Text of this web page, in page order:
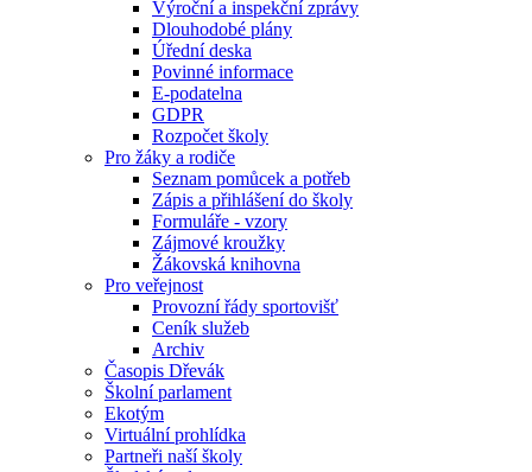
Výroční a inspekční zprávy
Dlouhodobé plány
Úřední deska
Povinné informace
E-podatelna
GDPR
Rozpočet školy
Pro žáky a rodiče
Seznam pomůcek a potřeb
Zápis a přihlášení do školy
Formuláře - vzory
Zájmové kroužky
Žákovská knihovna
Pro veřejnost
Provozní řády sportovišť
Ceník služeb
Archiv
Časopis Dřevák
Školní parlament
Ekotým
Virtuální prohlídka
Partneři naší školy